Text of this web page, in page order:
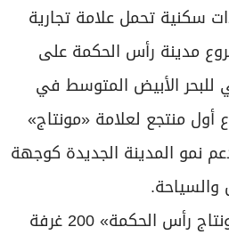
سكنية تحمل علامة تجارية
مدينة رأس الحكمة على
للبحر الأبيض المتوسط في
منتجع لعلامة «مونتاج»
المدينة الجديدة كوجهة
والسياحة.
ومن المقرر أن يضم «مونتاج رأس الحكمة» 200 غرفة